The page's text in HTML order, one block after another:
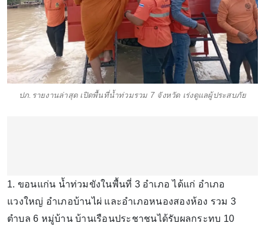
ปภ.รายงานล่าสุด เปิดพื้นที่น้ำท่วมรวม 7 จังหวัด เร่งดูแลผู้ประสบภัย
1. ขอนแก่น น้ำท่วมขังในพื้นที่ 3 อำเภอ ได้แก่ อำเภอ
แวงใหญ่ อำเภอบ้านไผ่ และอำเภอหนองสองห้อง รวม 3
ตำบล 6 หมู่บ้าน บ้านเรือนประชาชนได้รับผลกระทบ 10